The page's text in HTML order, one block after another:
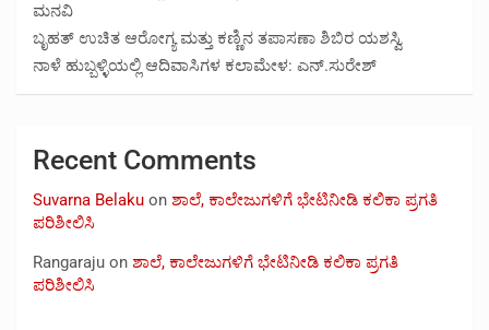
ಮನವಿ
ಬೃಹತ್ ಉಚಿತ ಆರೋಗ್ಯ ಮತ್ತು ಕಣ್ಣಿನ ತಪಾಸಣಾ ಶಿಬಿರ ಯಶಸ್ವಿ
ನಾಳೆ ಹುಬ್ಬಳ್ಳಿಯಲ್ಲಿ ಆದಿವಾಸಿಗಳ ಕಲಾಮೇಳ: ಎನ್.ಸುರೇಶ್
Recent Comments
Suvarna Belaku on ಶಾಲೆ, ಕಾಲೇಜುಗಳಿಗೆ ಭೇಟಿನೀಡಿ ಕಲಿಕಾ ಪ್ರಗತಿ
ಪರಿಶೀಲಿಸಿ
Rangaraju on ಶಾಲೆ, ಕಾಲೇಜುಗಳಿಗೆ ಭೇಟಿನೀಡಿ ಕಲಿಕಾ ಪ್ರಗತಿ
ಪರಿಶೀಲಿಸಿ